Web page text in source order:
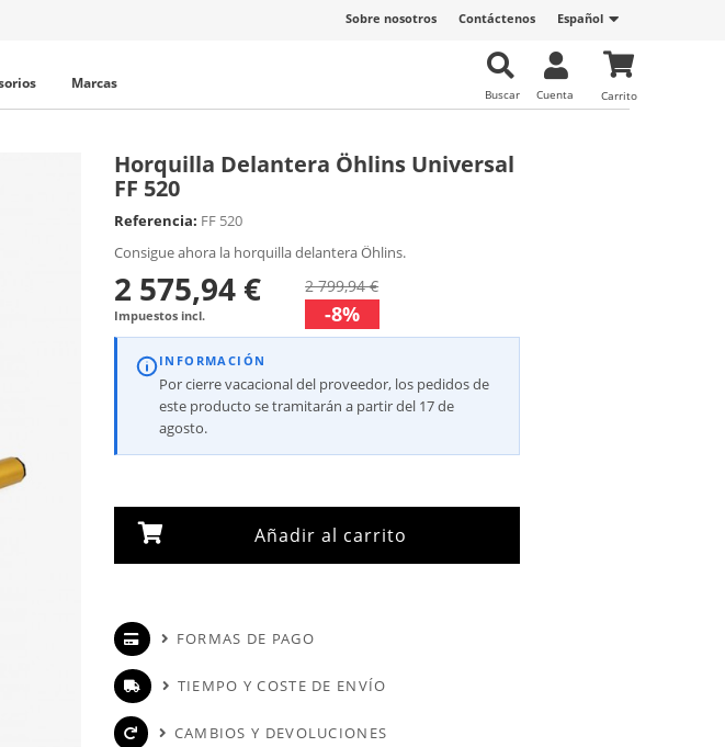
Español
Contáctenos
Sobre nosotros
Carrito
Cuenta
Buscar
Marcas
Horquilla Delantera Öhlins Universal
FF 520
Referencia: FF 520
Consigue ahora la horquilla delantera Öhlins.
2 575,94 €
Impuestos incl.
2 799,94 €
-8%
INFORMACIÓN
Por cierre vacacional del proveedor, los pedidos de
este producto se tramitarán a partir del 17 de
agosto.
Añadir al carrito
FORMAS DE PAGO
TIEMPO Y COSTE DE ENVÍO
CAMBIOS Y DEVOLUCIONES